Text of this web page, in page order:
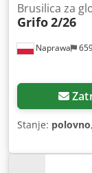
Naprawa
Brusilica za
Grifo2/26
Stanje: polovno,